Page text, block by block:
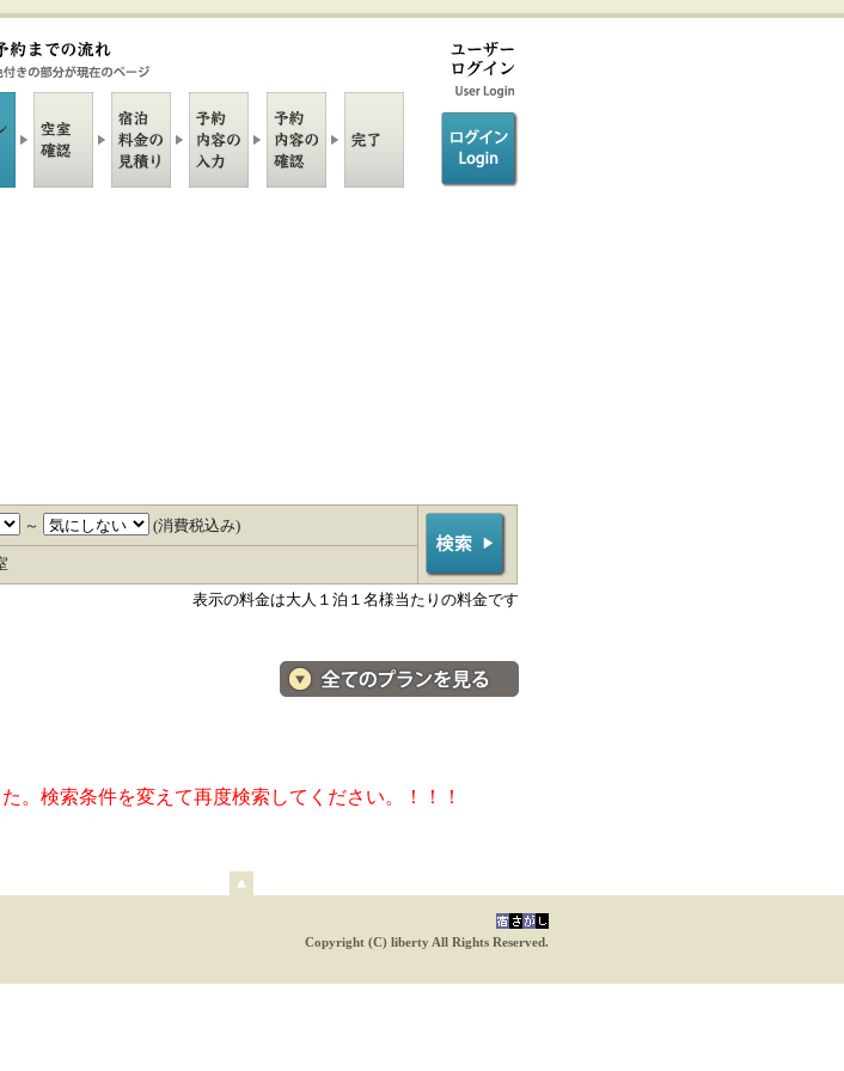
～ (消費税込み)
表示の料金は大人１泊１名様当たりの料金です
料金・宿泊プラン一覧へ
。検索条件を変えて再度検索してください。！！！
ペ
へ
Copyright (C) liberty All Rights Reserved.